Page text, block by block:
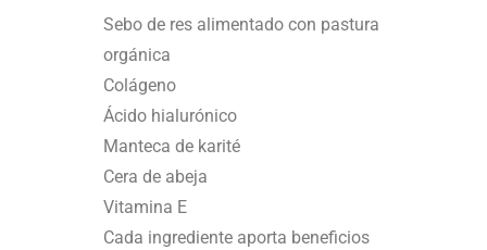
Sebo de res alimentado con pastura
orgánica
Colágeno
Ácido hialurónico
Manteca de karité
Cera de abeja
Vitamina E
Cada ingrediente aporta beneficios